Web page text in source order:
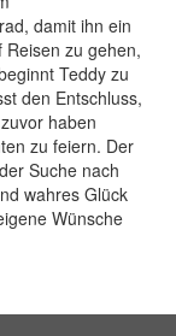
damit ihn ein
zu gehen,
Teddy zu
den Entschluss,
haben
zu feiern. Der
Suche nach
wahres Glück
Wünsche